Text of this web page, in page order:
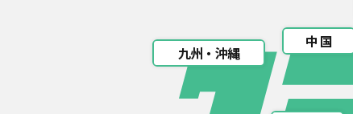
中 国
九州・沖縄